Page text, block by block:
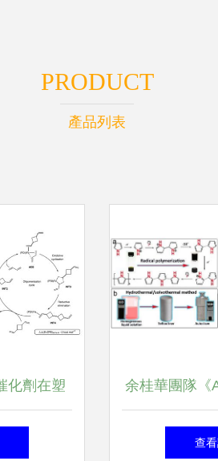
PRODUCT
產品列表
化劑在塑
性突破
余桂華團隊《
凝膠電催化劑
查